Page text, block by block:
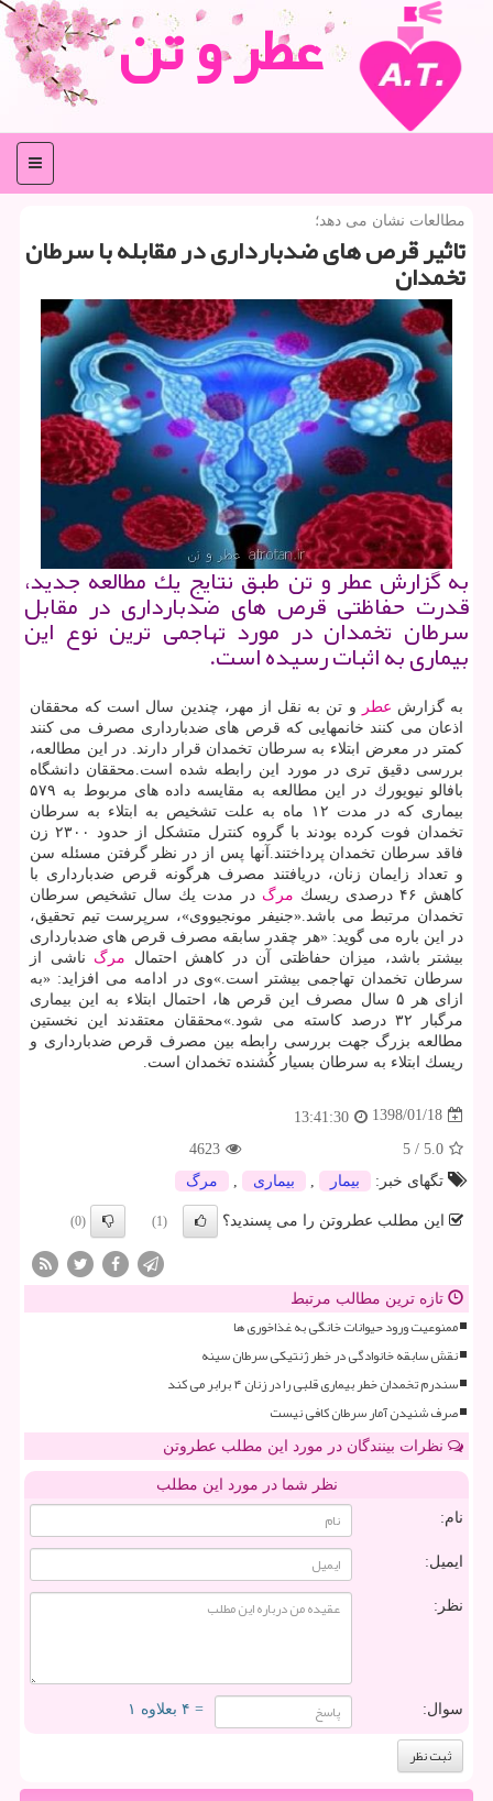
عطر و تن
منو
مطالعات نشان می دهد؛
تاثیر قرص های ضدبارداری در مقابله با سرطان
تخمدان
به گزارش عطر و تن طبق نتایج یك مطالعه جدید،
قدرت حفاظتی قرص های ضدبارداری در مقابل
سرطان تخمدان در مورد تهاجمی ترین نوع این
بیماری به اثبات رسیده است.
به گزارش عطر
و تن به نقل از مهر، چندین سال است كه محققان
اذعان می كنند خانمهایی كه قرص های ضدبارداری مصرف می كنند
كمتر در معرض ابتلاء به سرطان تخمدان قرار دارند. در این مطالعه،
بررسی دقیق تری در مورد این رابطه شده است.محققان دانشگاه
بافالو نیویورك در این مطالعه به مقایسه داده های مربوط به ۵۷۹
بیماری كه در مدت ۱۲ ماه به علت تشخیص به ابتلاء به سرطان
تخمدان فوت كرده بودند با گروه كنترل متشكل از حدود ۲۳۰۰ زن
فاقد سرطان تخمدان پرداختند.آنها پس از در نظر گرفتن مسئله سن
و تعداد زایمان زنان، دریافتند مصرف هرگونه قرص ضدبارداری با
كاهش ۴۶ درصدی ریسك
مرگ در مدت یك سال تشخیص سرطان
تخمدان مرتبط می باشد.«جنیفر مونجیووی»، سرپرست تیم تحقیق،
در این باره می گوید: «هر چقدر سابقه مصرف قرص های ضدبارداری
بیشتر باشد، میزان حفاظتی آن در كاهش احتمال مرگ ناشی از
سرطان تخمدان تهاجمی بیشتر است.»وی در ادامه می افزاید: «به
ازای هر ۵ سال مصرف این قرص ها، احتمال ابتلاء به این بیماری
مرگبار ۳۲ درصد كاسته می شود.»محققان معتقدند این نخستین
مطالعه بزرگ جهت بررسی رابطه بین مصرف قرص ضدبارداری و
ریسك ابتلاء به سرطان بسیار كُشنده تخمدان است.
1398/01/18
13:41:30
5.0
/
5
4623
تگهای خبر:
بیمار بیماری مرگ
این مطلب عطروتن را می پسندید؟ (1)
(0)
تازه ترین مطالب مرتبط
ممنوعیت ورود حیوانات خانگی به غذاخوری ها
نقش سابقه خانوادگی در خطر ژنتیکی سرطان سینه
سندرم تخمدان خطر بیماری قلبی را در زنان ۴ برابر می کند
صرف شنیدن آمار سرطان کافی نیست
نظرات بینندگان در مورد این مطلب عطروتن
نظر شما در مورد این مطلب
نام:
ایمیل:
نظر:
سوال: = ۴ بعلاوه ۱